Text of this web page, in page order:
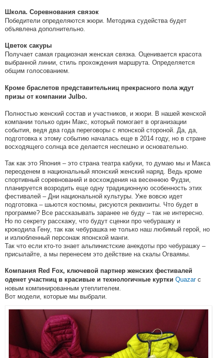
Школа. Соревнования связок
Победители определяются жюри. Методика судейства будет
объявлена дополнительно.
Цветок сакуры
Получает самая грациозная женская связка. Оценивается красота
выбранной линии, стиль прохождения маршрута. Определяется
общим голосованием.
Кроме браслетов представительниц прекрасного пола ждут
призы от компании Julbo.
Полностью женский состав и участников, и жюри. В нашей женской
компании только один Макс, который помогает в организации
события, ведя два года переговоры с японской стороной. Да, да,
подготовка к этому событию началась еще в 2014 году, но в стране
восходящего солнца все делается неспешно и основательно.
Так как это Япония – это страна театра кабуки, то думаю мы и Макса
переоденем в национальный японский женский наряд. Ведь кроме
спортивный соревнований и восхождения на весеннюю Фудзи,
планируется возродить еще одну традиционную особенность этих
фестивалей – Дни национальной культуры. Уже вовсю идет
подготовка – шьются костюмы, рисуются реквизиты. Что будет в
программе? Все рассказывать заранее не буду – так не интересно.
Но по секрету расскажу, что будут сценки про чебурашку и
крокодила Гену, так как чебурашка не только наш любимый герой, но
и излюбленный персонаж японской манги.
Так что если кто-то знает альпинистские анекдоты про чебурашку –
присылайте, а мы перенесем это действие на скалы Огваямы.
Компания Red Fox, ключевой партнер женских фестивалей
оденет участниц в красивые и технологичные куртки Quazar с
новым компинированным утеплителем.
Вот модели, которые мы выбрали.